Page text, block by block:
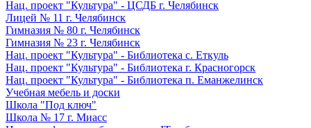
Нац. проект "Культура" - ЦСДБ г. Челябинск
Лицей № 11 г. Челябинск
Гимназия № 80 г. Челябинск
Гимназия № 23 г. Челябинск
Нац. проект "Культура" - Библиотека с. Еткуль
Нац. проект "Культура" - Библиотека г. Красногорск
Нац. проект "Культура" - Библиотека п. Еманжелинск
Учебная мебель и доски
Школа "Под ключ"
Школа № 17 г. Миасс